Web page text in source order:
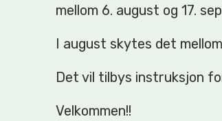
mellom 6. august og 17.
I august skytes det
Det vil tilbys instruksjon
Velkommen!!